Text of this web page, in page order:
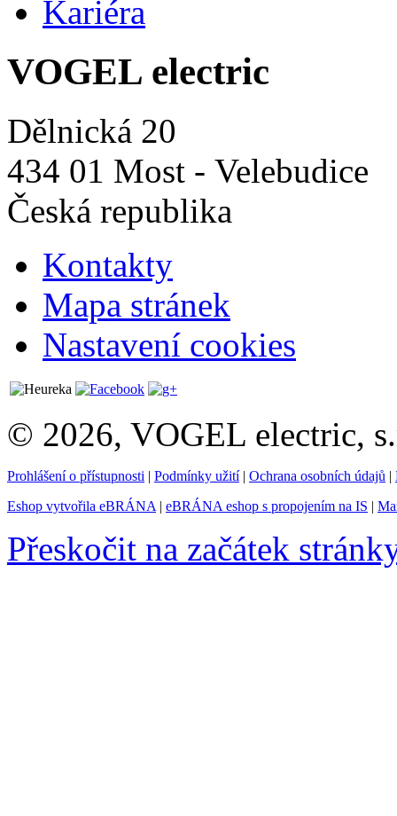
Kariéra
VOGEL electric
Dělnická 20
434 01 Most - Velebudice
Česká republika
Kontakty
Mapa stránek
Nastavení cookies
© 2026, VOGEL electric,
Prohlášení o přístupnosti | Podmínky užití| Ochrana osobních údajů |
Eshop vytvořila eBRÁNA | eBRÁNA eshop s propojením na IS |
Přeskočit na začátek